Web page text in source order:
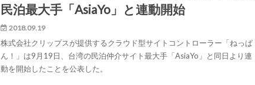
民泊最大手「AsiaYo」と連動開始
2018.09.19
株式会社クリップスが提供するクラウド型サイトコントローラー「ねっぱ
ん！」は9月19日、台湾の民泊仲介サイト最大手「AsiaYo」と同日より連
動を開始したことを公表した。